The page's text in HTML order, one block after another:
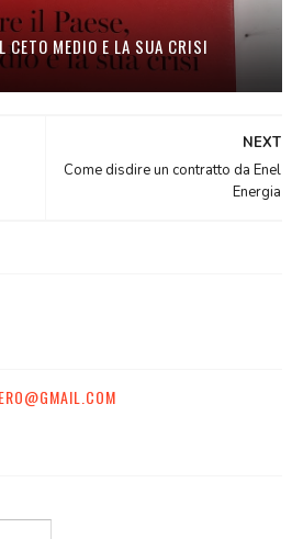
CETO MEDIO E LA SUA CRISI
NEXT
Come disdire un contratto da Enel
Energia